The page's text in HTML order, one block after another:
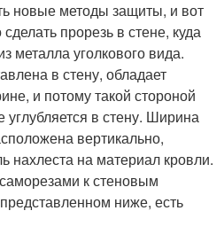
новые методы защиты, и вот
прорезь в стене, куда
металла уголкового вида.
в стену, обладает
и потому такой стороной
углубляется в стену. Ширина
вертикально,
нахлеста на материал кровли.
к стеновым
ниже, есть